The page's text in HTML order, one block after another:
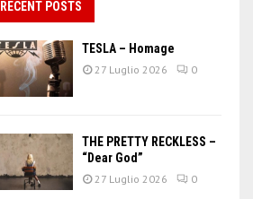
RECENT POSTS
TESLA – Homage
27 Luglio 2026 0
THE PRETTY RECKLESS –
“Dear God”
27 Luglio 2026 0